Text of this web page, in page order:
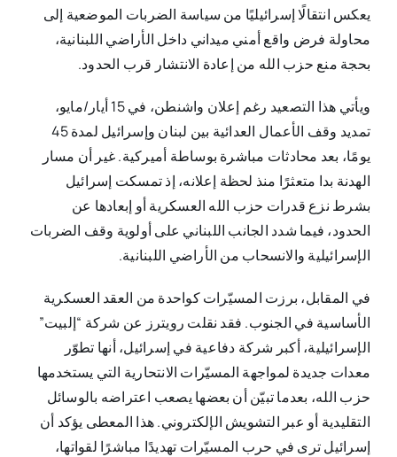
يعكس انتقالًا إسرائيليًا من سياسة الضربات الموضعية إلى
محاولة فرض واقع أمني ميداني داخل الأراضي اللبنانية،
بحجة منع حزب الله من إعادة الانتشار قرب الحدود.
ويأتي هذا التصعيد رغم إعلان واشنطن، في 15 أيار/مايو،
تمديد وقف الأعمال العدائية بين لبنان وإسرائيل لمدة 45
يومًا، بعد محادثات مباشرة بوساطة أميركية. غير أن مسار
الهدنة بدا متعثرًا منذ لحظة إعلانه، إذ تمسكت إسرائيل
بشرط نزع قدرات حزب الله العسكرية أو إبعادها عن
الحدود، فيما شدد الجانب اللبناني على أولوية وقف الضربات
الإسرائيلية والانسحاب من الأراضي اللبنانية.
في المقابل، برزت المسيّرات كواحدة من العقد العسكرية
الأساسية في الجنوب. فقد نقلت رويترز عن شركة “إلبيت”
الإسرائيلية، أكبر شركة دفاعية في إسرائيل، أنها تطوّر
معدات جديدة لمواجهة المسيّرات الانتحارية التي يستخدمها
حزب الله، بعدما تبيّن أن بعضها يصعب اعتراضه بالوسائل
التقليدية أو عبر التشويش الإلكتروني. هذا المعطى يؤكد أن
إسرائيل ترى في حرب المسيّرات تهديدًا مباشرًا لقواتها،